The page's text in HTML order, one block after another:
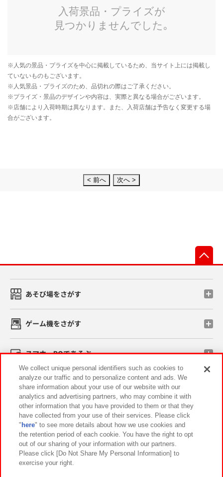
< 前へ 次へ >
あそび場をさがす
ゲーム機をさがす
スマホ・PCであそぶ
イベント・キャンペーン
関連会社 サステナビリティ サイトポリシー
プライバシーポリシー ウェブアクセシビリティ方針と検証結果
お取引先さまとともに
We collect unique personal identifiers such as cookies to
analyze our traffic and to personalize content and ads. We
share information about your use of our website with our
analytics and advertising partners, who may combine it with
other information that you have provided to them or that they
have collected from your use of their services. Please click
" here" to see more details about how we use cookies and
the retention period of each cookie. You have the right to opt
out of our sharing of your information with our partners.
Please click [Do Not Share My Personal Information] to
exercise your right.